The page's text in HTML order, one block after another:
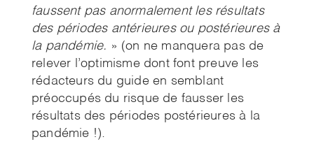
faussent pas anormalement les résultats
des périodes antérieures ou postérieures à
la pandémie. » (on ne manquera pas de
relever l’optimisme dont font preuve les
rédacteurs du guide en semblant
préoccupés du risque de fausser les
résultats des périodes postérieures à la
pandémie !).